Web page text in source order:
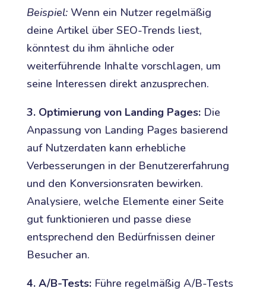
Beispiel:Wenn ein Nutzer regelmäßig
deine Artikel über SEO-Trends liest,
könntest du ihm ähnliche oder
weiterführende Inhalte vorschlagen, um
seine Interessen direkt anzusprechen.
3. Optimierung von Landing Pages:Die
Anpassung von Landing Pages basierend
auf Nutzerdaten kann erhebliche
Verbesserungen in der Benutzererfahrung
und den Konversionsraten bewirken.
Analysiere, welche Elemente einer Seite
gut funktionieren und passe diese
entsprechend den Bedürfnissen deiner
Besucher an.
4. A/B-Tests:Führe regelmäßig A/B-Tests